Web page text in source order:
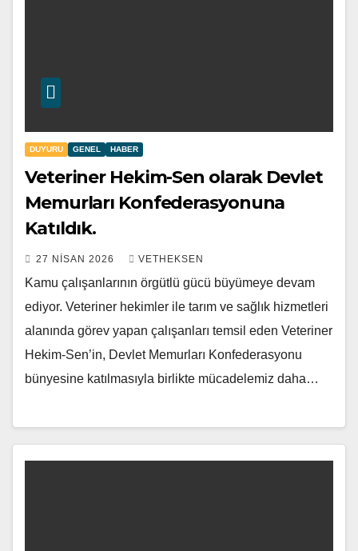
DUYURU GENEL HABER
Veteriner Hekim-Sen olarak Devlet
Memurları Konfederasyonuna
Katıldık.
27 NISAN 2026 VETHEKSEN
Kamu çalışanlarının örgütlü gücü büyümeye devam
ediyor. Veteriner hekimler ile tarım ve sağlık hizmetleri
alanında görev yapan çalışanları temsil eden Veteriner
Hekim-Sen’in, Devlet Memurları Konfederasyonu
bünyesine katılmasıyla birlikte mücadelemiz daha…